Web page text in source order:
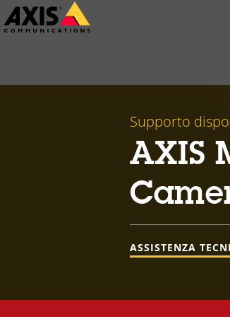
Salta
al
Supporto
AXIS
ASSISTENZA